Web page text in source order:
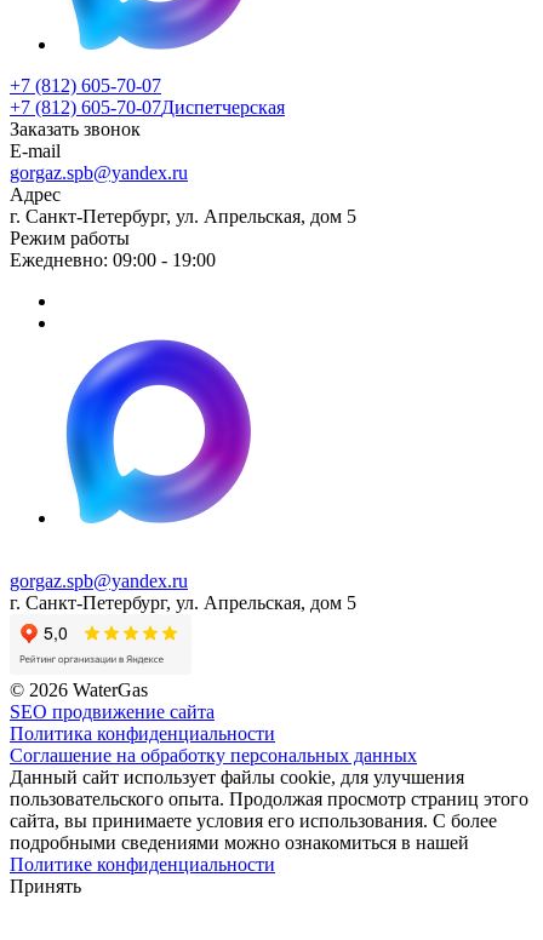
+7 (812) 605-70-07
+7 (812) 605-70-07Диспетчерская
Заказать звонок
E-mail
gorgaz.spb@yandex.ru
Адрес
г. Санкт-Петербург, ул. Апрельская, дом 5
Режим работы
Ежедневно: 09:00 - 19:00
gorgaz.spb@yandex.ru
г. Санкт-Петербург, ул. Апрельская, дом 5
© 2026 WaterGas
SEO продвижение сайта
Политика конфиденциальности
Соглашение на обработку персональных данных
Данный сайт использует файлы cookie, для улучшения
пользовательского опыта. Продолжая просмотр страниц этого
сайта, вы принимаете условия его использования. С более
подробными сведениями можно ознакомиться в нашей
Политике конфиденциальности
Принять